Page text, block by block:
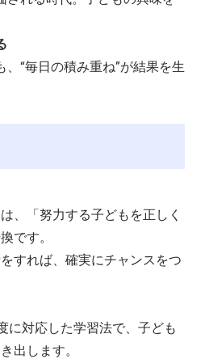
、“毎日の積み重ね”が結果を生
、「努力する子どもを正しく
です。
すれば、確実にチャンスをつ
に対応した学習法で、子ども
出します。